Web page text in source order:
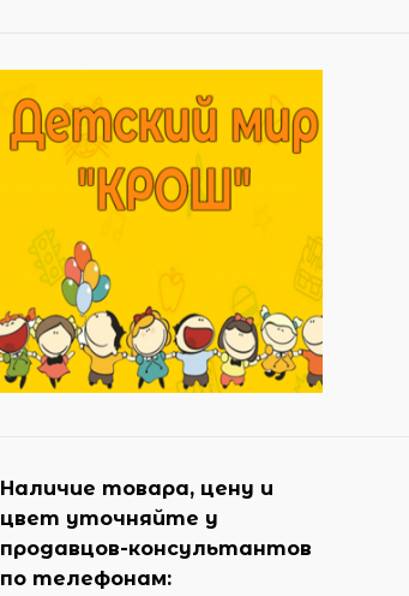
Наличие товара, цену и
цвет уточняйте у
продавцов-консультантов
по телефонам: